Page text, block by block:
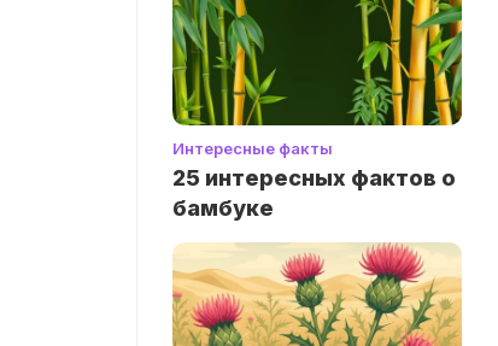
Интересные факты
25 интересных фактов о
бамбуке